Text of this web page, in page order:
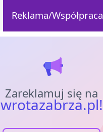
Reklama/Współpraca
Zareklamuj się na
wrotazabrza.pl!